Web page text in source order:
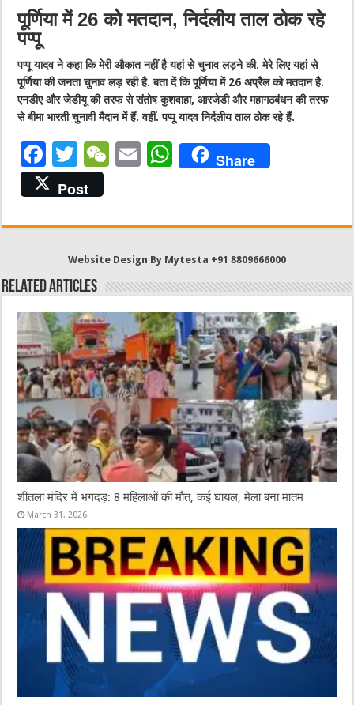
पूर्णिया में 26 को मतदान, निर्दलीय ताल ठोक रहे
पप्पू
पप्पू यादव ने कहा कि मेरी औकात नहीं है यहां से चुनाव लड़ने की. मेरे लिए यहां से
पूर्णिया की जनता चुनाव लड़ रही है. बता दें कि पूर्णिया में 26 अप्रैल को मतदान है.
एनडीए और जेडीयू की तरफ से संतोष कुशवाहा, आरजेडी और महागठबंधन की तरफ
से बीमा भारती चुनावी मैदान में हैं. वहीं. पप्पू यादव निर्दलीय ताल ठोक रहे हैं.
F
a
c
e
o
o
k
T
w
it
te
r
W
h
at
E
l
W
s
A
p
p
Share
Post
Website Design By Mytesta +91 8809666000
Related Articles
शीतला मंदिर में भगदड़: 8 महिलाओं की मौत, कई घायल, मेला बना मातम
March 31, 2026